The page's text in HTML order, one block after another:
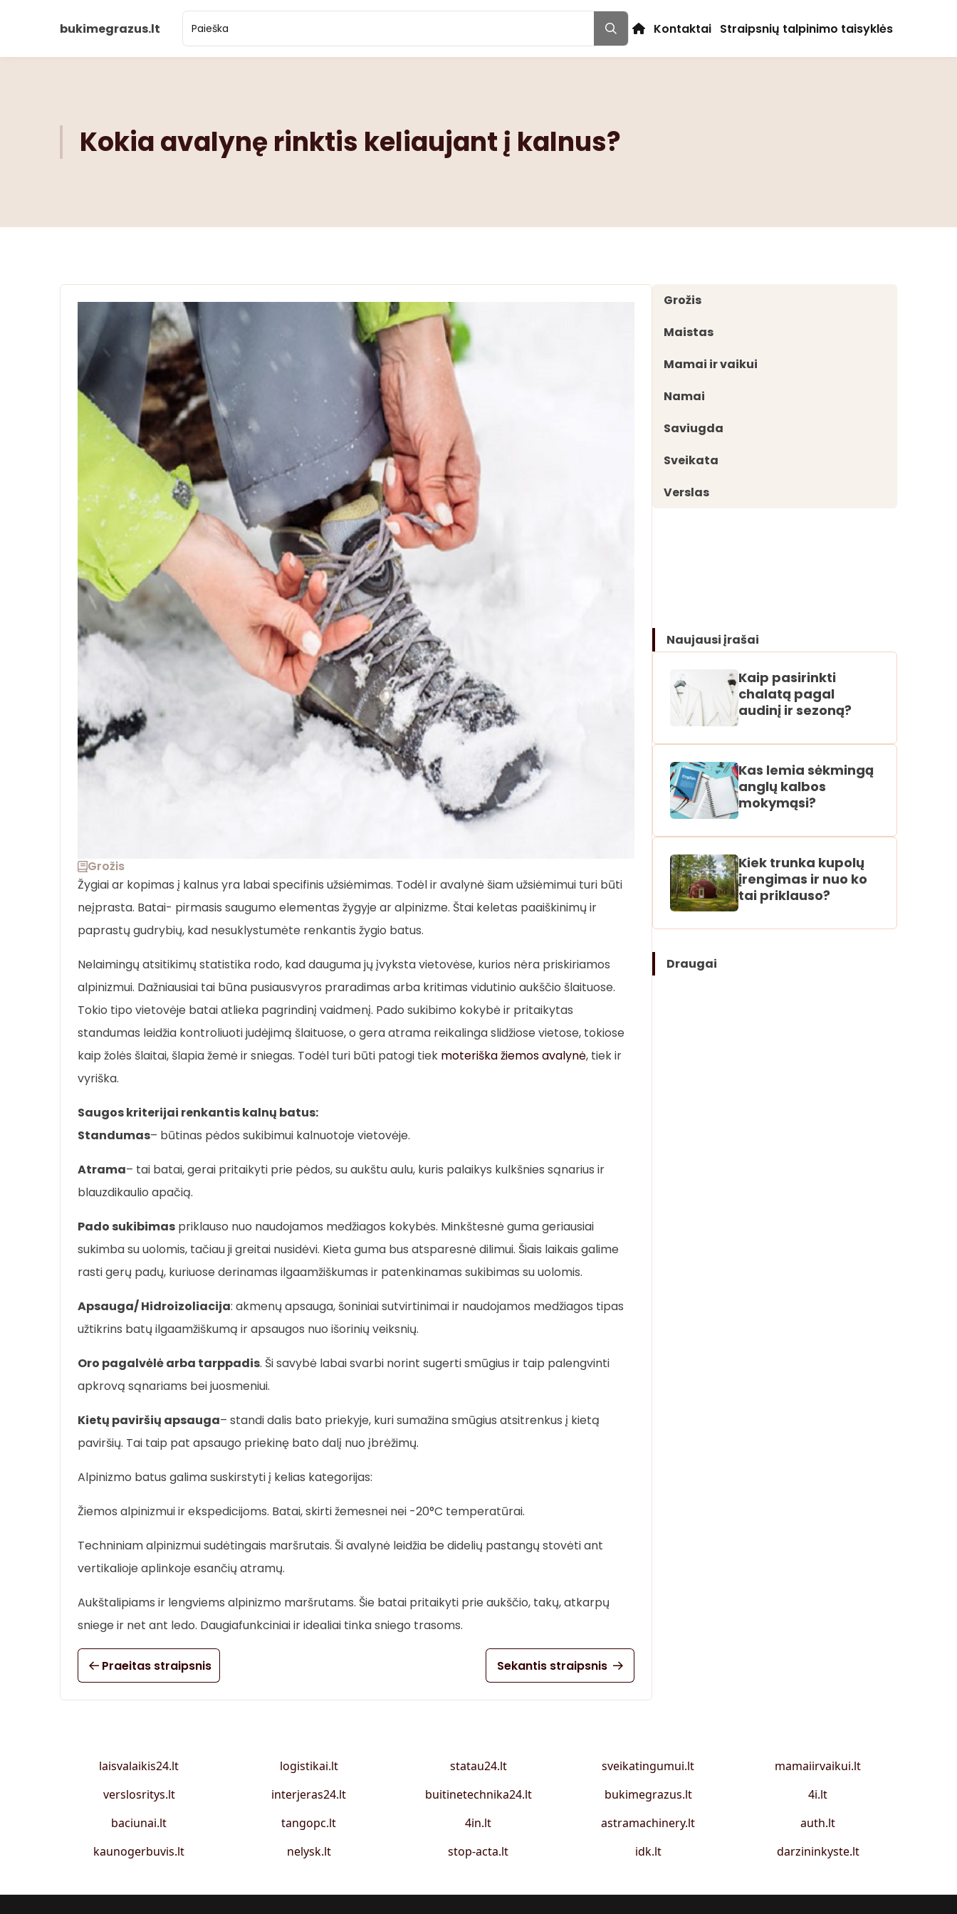
bukimegrazus.lt Kontaktai Straipsnių talpinimo taisyklės
Kokia avalynę rinktis keliaujant į kalnus?
Grožis
Žygiai ar kopimas į kalnus yra labai specifinis užsiėmimas. Todėl ir avalynė šiam užsiėmimui turi būti
neįprasta. Batai- pirmasis saugumo elementas žygyje ar alpinizme. Štai keletas paaiškinimų ir
paprastų gudrybių, kad nesuklystumėte renkantis žygio batus.
Nelaimingų atsitikimų statistika rodo, kad dauguma jų įvyksta vietovėse, kurios nėra priskiriamos
alpinizmui. Dažniausiai tai būna pusiausvyros praradimas arba kritimas vidutinio aukščio šlaituose.
Tokio tipo vietovėje batai atlieka pagrindinį vaidmenį. Pado sukibimo kokybė ir pritaikytas
standumas leidžia kontroliuoti judėjimą šlaituose, o gera atrama reikalinga slidžiose vietose, tokiose
kaip žolės šlaitai, šlapia žemė ir sniegas. Todėl turi būti patogi tiek moteriška žiemos avalynė, tiek ir
vyriška.
Saugos kriterijai renkantis kalnų batus:
Standumas– būtinas pėdos sukibimui kalnuotoje vietovėje.
Atrama– tai batai, gerai pritaikyti prie pėdos, su aukštu aulu, kuris palaikys kulkšnies sąnarius ir
blauzdikaulio apačią.
Pado sukibimas priklauso nuo naudojamos medžiagos kokybės. Minkštesnė guma geriausiai
sukimba su uolomis, tačiau ji greitai nusidėvi. Kieta guma bus atsparesnė dilimui. Šiais laikais galime
rasti gerų padų, kuriuose derinamas ilgaamžiškumas ir patenkinamas sukibimas su uolomis.
Apsauga/ Hidroizoliacija: akmenų apsauga, šoniniai sutvirtinimai ir naudojamos medžiagos tipas
užtikrins batų ilgaamžiškumą ir apsaugos nuo išorinių veiksnių.
Oro pagalvėlė arba tarppadis. Ši savybė labai svarbi norint sugerti smūgius ir taip palengvinti
apkrovą sąnariams bei juosmeniui.
Kietų paviršių apsauga– standi dalis bato priekyje, kuri sumažina smūgius atsitrenkus į kietą
paviršių. Tai taip pat apsaugo priekinę bato dalį nuo įbrėžimų.
Alpinizmo batus galima suskirstyti į kelias kategorijas:
Žiemos alpinizmui ir ekspedicijoms. Batai, skirti žemesnei nei -20°C temperatūrai.
Techniniam alpinizmui sudėtingais maršrutais. Ši avalynė leidžia be didelių pastangų stovėti ant
vertikalioje aplinkoje esančių atramų.
Aukštalipiams ir lengviems alpinizmo maršrutams. Šie batai pritaikyti prie aukščio, takų, atkarpų
sniege ir net ant ledo. Daugiafunkciniai ir idealiai tinka sniego trasoms.
Praeitas straipsnis Sekantis straipsnis
Grožis
Maistas
Mamai ir vaikui
Namai
Saviugda
Sveikata
Verslas
Naujausi įrašai
Kaip pasirinkti
chalatą pagal
audinį ir sezoną?
Kas lemia sėkmingą
anglų kalbos
mokymąsi?
Kiek trunka kupolų
įrengimas ir nuo ko
tai priklauso?
Draugai
laisvalaikis24.lt logistikai.lt statau24.lt sveikatingumui.lt
mamaiirvaikui.lt
verslosritys.lt
interjeras24.lt buitinetechnika24.lt bukimegrazus.lt
4i.lt
baciunai.lt
tangopc.lt 4in.lt astramachinery.lt
auth.lt
kaunogerbuvis.lt
nelysk.lt stop-acta.lt idk.lt darzininkyste.lt